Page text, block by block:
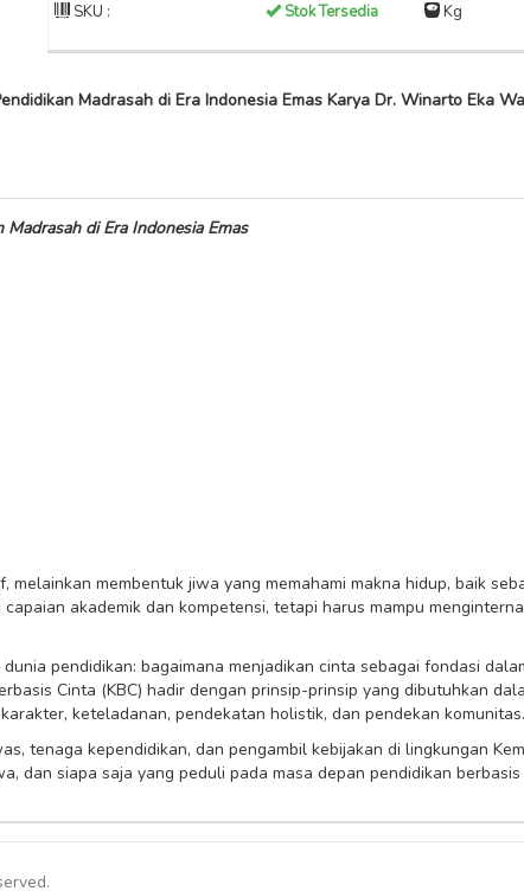
SKU : Stok Tersedia Kg
Madrasah di Era Indonesia Emas Karya Dr. Winarto Eka
di Era Indonesia Emas
membentuk jiwa yang memahami makna hidup, baik
akademik dan kompetensi, tetapi harus mampu
pendidikan: bagaimana menjadikan cinta sebagai fondasi
Cinta (KBC) hadir dengan prinsip-prinsip yang dibutuhkan
keteladanan, pendekatan holistik, dan pendekan komunitas.
tenaga kependidikan, dan pengambil kebijakan di lingkungan
dan siapa saja yang peduli pada masa depan pendidikan